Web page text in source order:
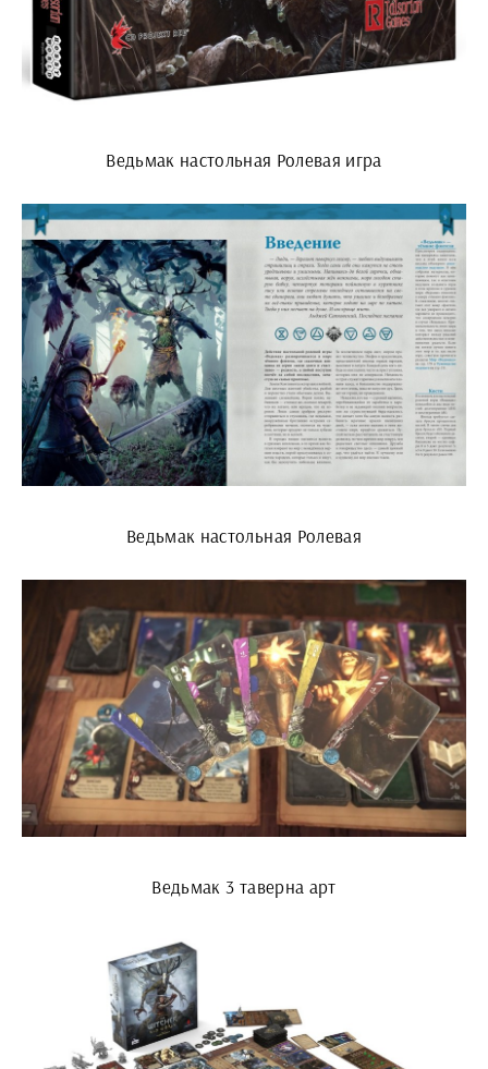
Ведьмак настольная Ролевая игра
Ведьмак настольная Ролевая
Ведьмак 3 таверна арт